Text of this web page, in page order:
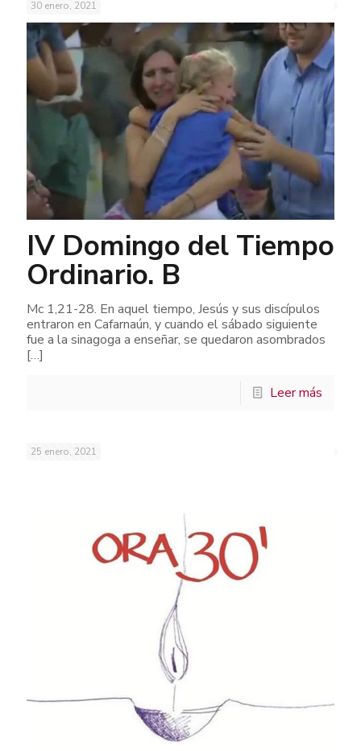
30 enero, 2021
IV Domingo del Tiempo
Ordinario. B
Mc 1,21-28. En aquel tiempo, Jesús y sus discípulos
entraron en Cafarnaún, y cuando el sábado siguiente
fue a la sinagoga a enseñar, se quedaron asombrados
[…]
Leer más
25 enero, 2021